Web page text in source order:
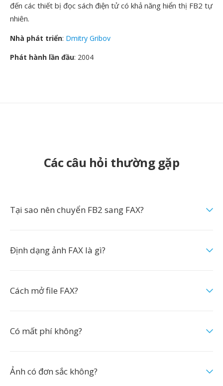
đến các thiết bị đọc sách điện tử có khả năng hiển thị FB2 tự
nhiên.
Nhà phát triển: Dmitry Gribov
Phát hành lần đầu: 2004
Các câu hỏi thường gặp
Tại sao nên chuyển FB2 sang FAX?
Định dạng ảnh FAX là gì?
Cách mở file FAX?
Có mất phí không?
Ảnh có đơn sắc không?